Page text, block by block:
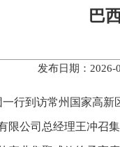
巴
发布日期：
行到访常州国家高新
限公司总经理王冲召